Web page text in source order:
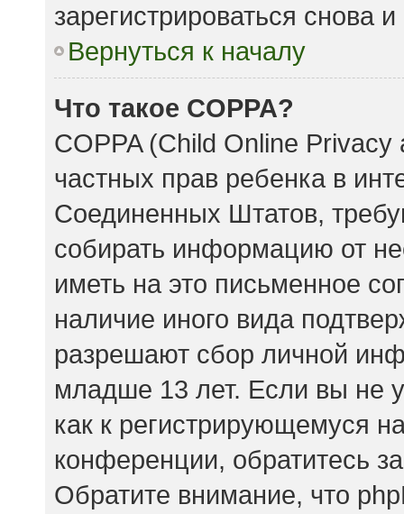
зарегистрироваться снова
Вернуться к началу
Что такое COPPA?
COPPA (Child Online
частных прав ребенка в
Соединенных Штатов,
собирать информацию от
иметь на это письменное
наличие иного вида
разрешают сбор личной
младше 13 лет. Если вы не
как к регистрирующемуся
конференции, обратитесь
Обратите внимание, что